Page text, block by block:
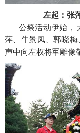
左起：张
公祭活动伊始，
萍、牛景凤、郭晓
声中向左权将军雕像